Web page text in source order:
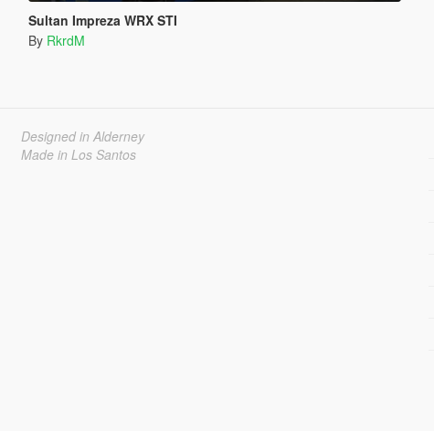
Sultan Impreza WRX STI
By RkrdM
Designed in Alderney
Made in Los Santos